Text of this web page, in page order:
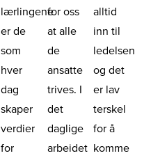
lærlingene
er de
som
hver
dag
skaper
verdier
for
for oss
at alle
de
ansatte
trives. I
det
daglige
arbeidet
alltid
inn til
ledelsen
og det
er lav
terskel
for å
komme